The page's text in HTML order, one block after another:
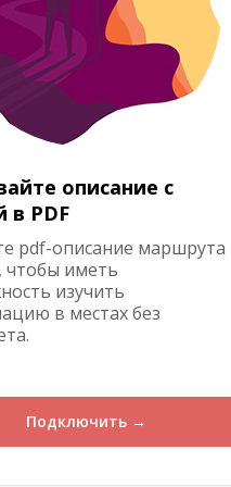
описание с
в PDF
pdf-описание маршрута
чтобы иметь
изучить
в местах без
Подключить →